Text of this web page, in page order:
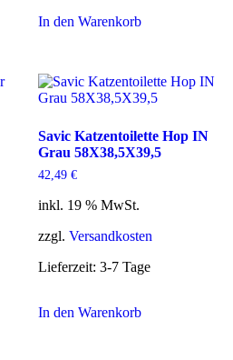
In den Warenkorb
Savic Katzentoilette Hop IN
Grau 58X38,5X39,5
42,49 €
inkl. 19 % MwSt.
zzgl. Versandkosten
Lieferzeit: 3-7 Tage
In den Warenkorb